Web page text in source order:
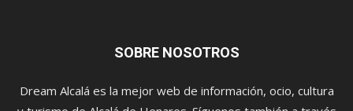
SOBRE NOSOTROS
Dream Alcalá es la mejor web de información, ocio, cultura